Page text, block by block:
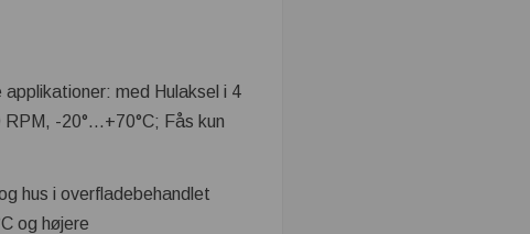
med Hulaksel i 4
RPM, -20°…+70°C; Fås kun
hus i overfladebehandlet
og højere